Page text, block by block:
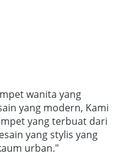
yang modern, Kami
yang terbuat dari
yang stylis yang
urban."